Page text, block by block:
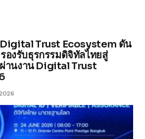
Digital Trust Ecosystem ดัน
องรับธุรกรรมดิจิทัลไทยสู่
านงาน Digital Trust